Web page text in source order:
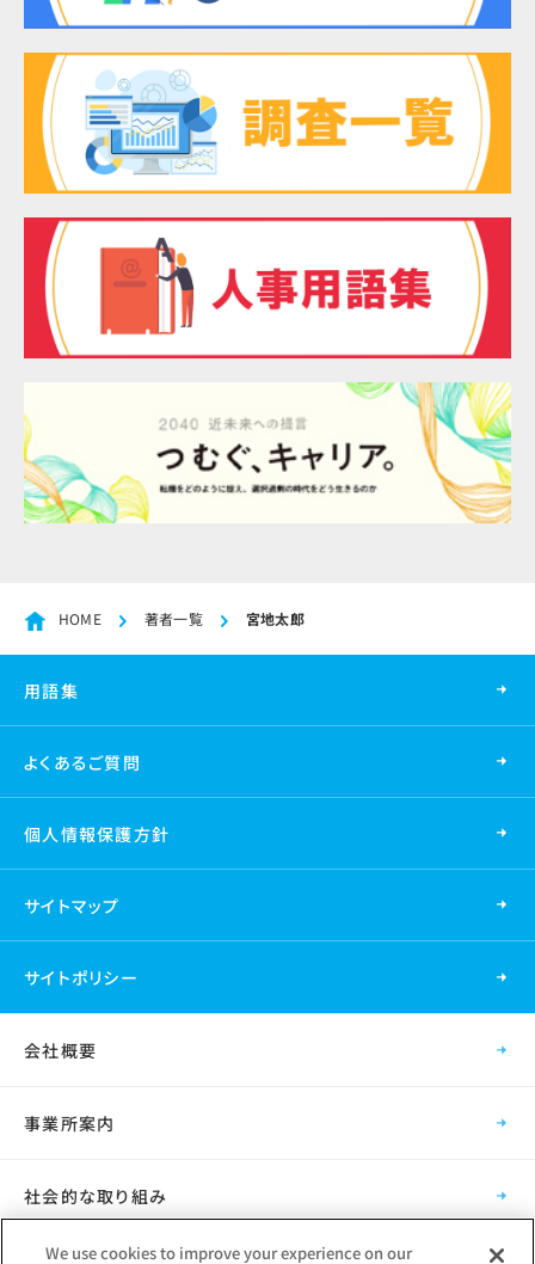
HOME 著者一覧 宮地太郎
用語集
よくあるご質問
個人情報保護方針
サイトマップ
サイトポリシー
会社概要
事業所案内
社会的な取り組み
We use cookies to improve your experience on our